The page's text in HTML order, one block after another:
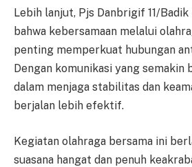
Lebih lanjut, Pjs Danbrigif 11/
bahwa kebersamaan melalui
penting memperkuat hubungan
Dengan komunikasi yang semakin
dalam menjaga stabilitas dan
berjalan lebih efektif.
Kegiatan olahraga bersama ini
suasana hangat dan penuh